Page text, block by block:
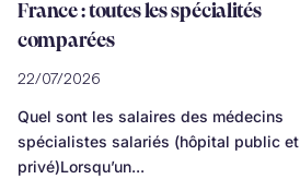
France : toutes les spécialités
comparées
22/07/2026
Quel sont les salaires des médecins
spécialistes salariés (hôpital public et
privé)Lorsqu’un...